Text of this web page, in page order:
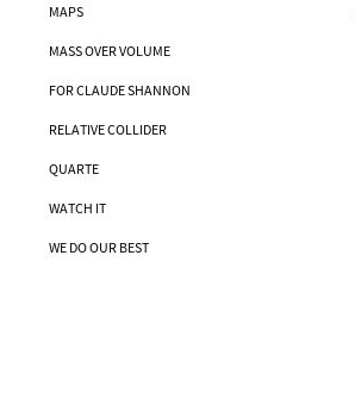
MAPS
MASS OVER VOLUME
FOR CLAUDE SHANNON
RELATIVE COLLIDER
QUARTE
WATCH IT
WE DO OUR BEST